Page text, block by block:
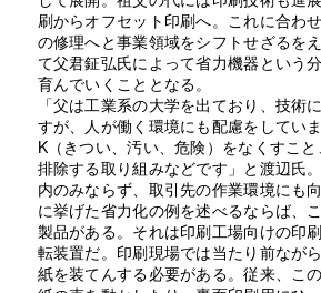
刷からオフセット印刷へ。これに合わ
の修理へと事業領域をシフトせざるを
て父君鉦弘氏によって省力機器という
育んでいくこととなる。
「父は工業系の大学を出ており、技術
すが、人が働く環境にも配慮をしてい
K（きつい、汚い、危険）をなくすこ
排除する取り組みなどです」と渡辺氏
内のみならず、取引先の作業環境にも
に挙げた省力化の例を述べるならば、
製品がある。それは印刷工場向けの印
転装置だ。印刷現場では当たり前なが
紙を装てんする必要がある。従来、こ